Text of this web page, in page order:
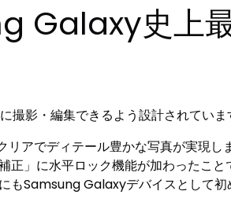
Galaxy史上
影・編集できるよう設計されていま
アでディテール豊かな写真が実現し
正」に水平ロック機能が加わったこ
もSamsung Galaxyデバイスとして初